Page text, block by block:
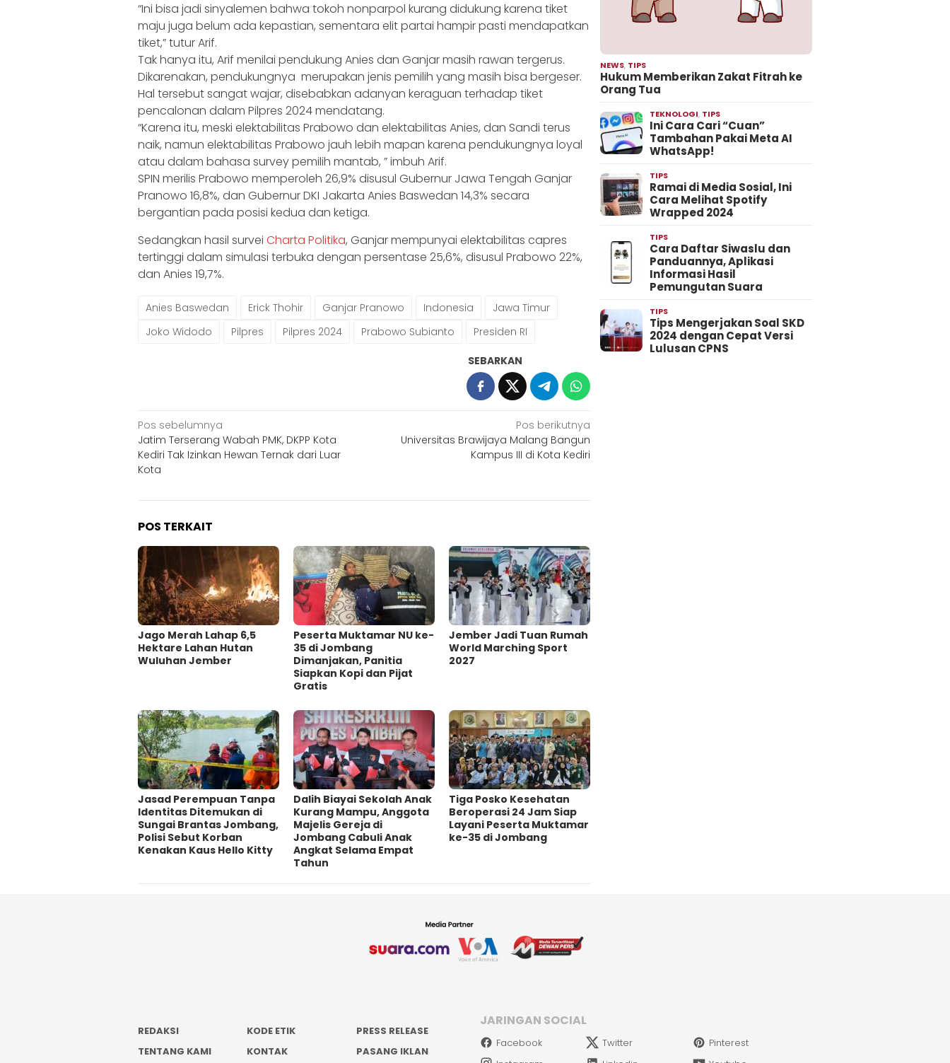
“Ini bisa jadi sinyalemen bahwa tokoh nonparpol kurang didukung karena tiket
maju juga belum ada kepastian, sementara elit partai hampir pasti mendapatkan
tiket,” tutur Arif.
Tak hanya itu, Arif menilai pendukung Anies dan Ganjar masih rawan tergerus.
Dikarenakan, pendukungnya merupakan jenis pemilih yang masih bisa bergeser.
Hal tersebut sangat wajar, disebabkan adanyan keraguan terhadap tiket
pencalonan dalam Pilpres 2024 mendatang.
“Karena itu, meski elektabilitas Prabowo dan elektabilitas Anies, dan Sandi terus
naik, namun elektabilitas Prabowo jauh lebih mapan karena pendukungnya loyal
atau dalam bahasa survey pemilih mantab, ” imbuh Arif.
SPIN merilis Prabowo memperoleh 26,9% disusul Gubernur Jawa Tengah Ganjar
Pranowo 16,8%, dan Gubernur DKI Jakarta Anies Baswedan 14,3% secara
bergantian pada posisi kedua dan ketiga.
Sedangkan hasil survei Charta Politika, Ganjar mempunyai elektabilitas capres
tertinggi dalam simulasi terbuka dengan persentase 25,6%, disusul Prabowo 22%,
dan Anies 19,7%.
Anies Baswedan Erick Thohir Ganjar Pranowo Indonesia
Jawa Timur
Joko Widodo
Pilpres Pilpres 2024 Prabowo Subianto Presiden RI
SEBARKAN
Navigasi
pos
Pos sebelumnya
Jatim Terserang Wabah PMK, DKPP Kota
Kediri Tak Izinkan Hewan Ternak dari Luar
Kota
Pos berikutnya
Universitas Brawijaya Malang Bangun
Kampus III di Kota Kediri
POS TERKAIT
Jago Merah Lahap 6,5
Hektare Lahan Hutan
Wuluhan Jember
Peserta Muktamar NU ke-
35 di Jombang
Dimanjakan, Panitia
Siapkan Kopi dan Pijat
Gratis
Jember Jadi Tuan Rumah
World Marching Sport
2027
Jasad Perempuan Tanpa
Identitas Ditemukan di
Sungai Brantas Jombang,
Polisi Sebut Korban
Kenakan Kaus Hello Kitty
Dalih Biayai Sekolah Anak
Kurang Mampu, Anggota
Majelis Gereja di
Jombang Cabuli Anak
Angkat Selama Empat
Tahun
Tiga Posko Kesehatan
Beroperasi 24 Jam Siap
Layani Peserta Muktamar
ke-35 di Jombang
NEWS, TIPS
Hukum Memberikan Zakat Fitrah ke
Orang Tua
TEKNOLOGI, TIPS
Ini Cara Cari “Cuan”
Tambahan Pakai Meta AI
WhatsApp!
TIPS
Ramai di Media Sosial, Ini
Cara Melihat Spotify
Wrapped 2024
TIPS
Cara Daftar Siwaslu dan
Panduannya, Aplikasi
Informasi Hasil
Pemungutan Suara
TIPS
Tips Mengerjakan Soal SKD
2024 dengan Cepat Versi
Lulusan CPNS
REDAKSI KODE ETIK
PRESS RELEASE
TENTANG KAMI
KONTAK PASANG IKLAN
JARINGAN SOCIAL
Facebook Twitter
Pinterest